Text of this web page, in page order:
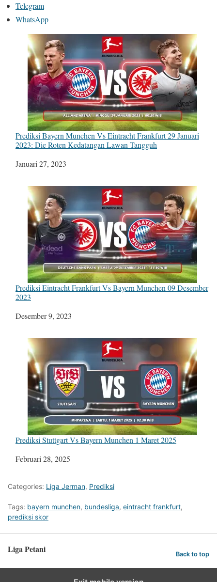
Telegram
WhatsApp
Prediksi Bayern Munchen Vs Eintracht Frankfurt 29 Januari
2023: Die Roten Kedatangan Lawan Tangguh
Tanggal
Januari 27, 2023
Prediksi Eintracht Frankfurt Vs Bayern Munchen 09 Desember
2023
Tanggal
Desember 9, 2023
Prediksi Stuttgart Vs Bayern Munchen 1 Maret 2025
Tanggal
Februari 28, 2025
Categories: Liga Jerman, Prediksi
Tags: bayern munchen, bundesliga, eintracht frankfurt,
prediksi skor
Liga Petani Back to top